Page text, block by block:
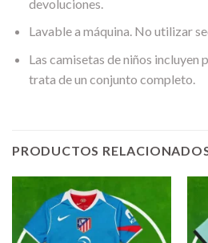
devoluciones.
Lavable a máquina. No utilizar
Las camisetas de niños incluyen
trata de un conjunto completo.
PRODUCTOS